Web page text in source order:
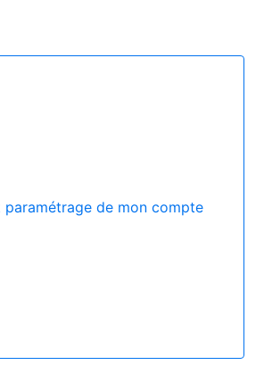
paramétrage de mon compte